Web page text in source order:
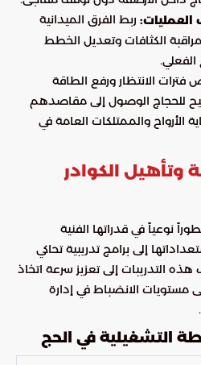
ربط الفرق الميدانية
الكثافات وتعديل الخطط
الفعلي.
الانتظار ورفع الطاقة
للحجاج الوصول إلى مقاصدهم
والممتلكات العامة في
وتأهيل الكوادر
نوعياً في قدراتها الفنية
إلى برامج تدريبية تحاكي
التدريبات إلى تعزيز سرعة اتخاذ
مستويات الانضباط في إدارة
التشغيلية في الحج